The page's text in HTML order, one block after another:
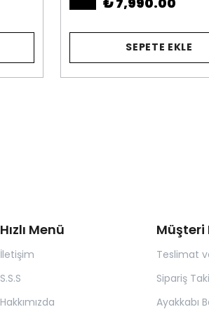
SEPETE EKLE
Hızlı Menü
İletişim
S.S.S
Hakkımızda
Müşteri
Teslimat
Sipariş
Ayakkabı